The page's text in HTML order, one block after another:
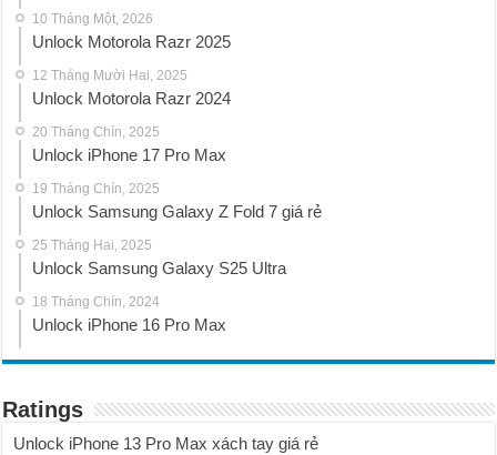
10 Tháng Một, 2026
Unlock Motorola Razr 2025
12 Tháng Mười Hai, 2025
Unlock Motorola Razr 2024
20 Tháng Chín, 2025
Unlock iPhone 17 Pro Max
19 Tháng Chín, 2025
Unlock Samsung Galaxy Z Fold 7 giá rẻ
25 Tháng Hai, 2025
Unlock Samsung Galaxy S25 Ultra
18 Tháng Chín, 2024
Unlock iPhone 16 Pro Max
Ratings
Unlock iPhone 13 Pro Max xách tay giá rẻ